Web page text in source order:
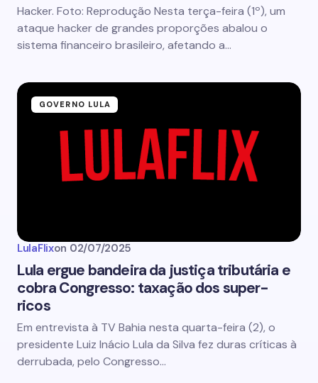
Hacker. Foto: Reprodução Nesta terça-feira (1º), um
ataque hacker de grandes proporções abalou o
sistema financeiro brasileiro, afetando a…
GOVERNO LULA
LulaFlixon 02/07/2025
Lula ergue bandeira da justiça tributária e
cobra Congresso: taxação dos super-
ricos
Em entrevista à TV Bahia nesta quarta-feira (2), o
presidente Luiz Inácio Lula da Silva fez duras críticas à
derrubada, pelo Congresso…